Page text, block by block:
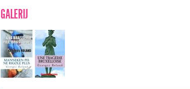
GALERIJ